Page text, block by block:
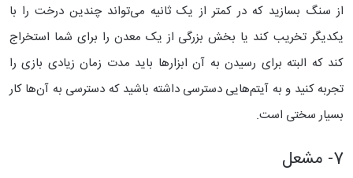
از سنگ بسازید که در کمتر از یک ثانیه می‌تواند چندین درخت را با
یکدیگر تخریب کند یا بخش بزرگی از یک معدن را برای شما استخراج
کند که البته برای رسیدن به آن ابزارها باید مدت زمان زیادی بازی را
تجربه کنید و به آیتم‌‌هایی دسترسی داشته باشید که دسترسی به آن‌ها کار
بسیار سختی است.
7- مشعل